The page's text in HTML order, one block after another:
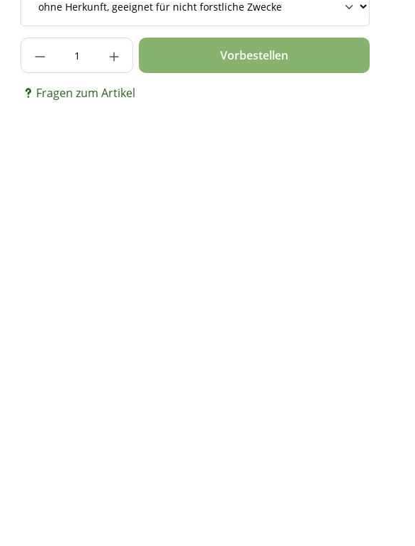
Produkt Anzahl: Gib den gewünschten Wert ein
Vorbestellen
Fragen zum Artikel